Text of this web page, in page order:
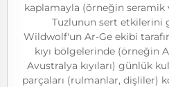
kaplamayla (örneğin seramik
Tuzlunun sert etkilerini
Wildwolf'un Ar-Ge ekibi
kıyı bölgelerinde (örneğin
Avustralya kıyıları) günlük
parçaları (rulmanlar, dişliler)